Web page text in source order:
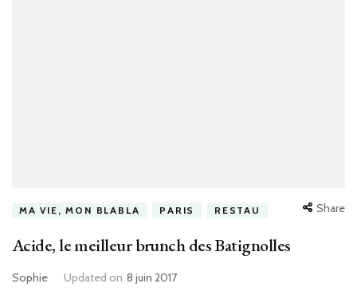
MA VIE, MON BLABLA PARIS RESTAU Share
Acide, le meilleur brunch des Batignolles
Sophie Updated on 8 juin 2017